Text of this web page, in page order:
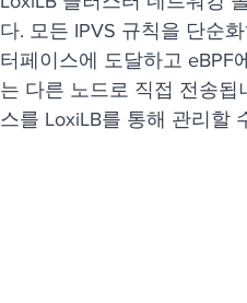
다. 모든 IPVS 규칙을 단순
터페이스에 도달하고 eBPF
는 다른 노드로 직접 전송됩
스를 LoxiLB를 통해 관리할